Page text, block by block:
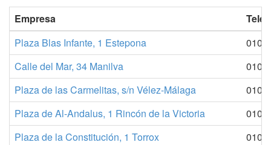
Empresa
Plaza Blas Infante, 1 Estepona
010
Calle del Mar, 34 Manilva
010
Plaza de las Carmelitas, s/n Vélez-Málaga
010
Plaza de Al-Andalus, 1 Rincón de la Victoria
010
Plaza de la Constitución, 1 Torrox
010